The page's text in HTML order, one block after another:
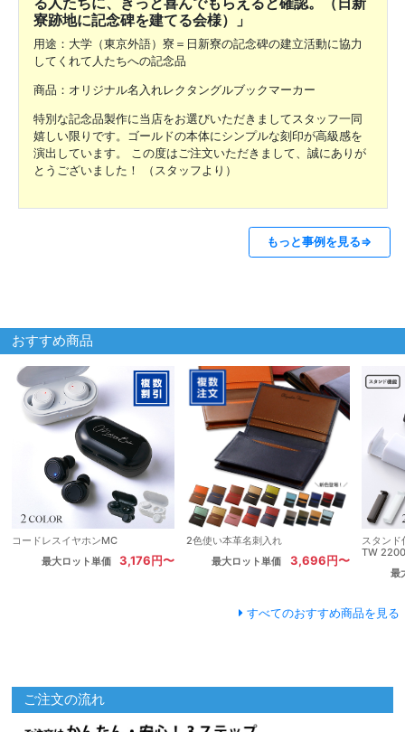
寮跡地に記念碑を建てる会様）」
用途：大学（東京外語）寮＝日新寮の記念碑の建立活動に協力
してくれて人たちへの記念品
商品：オリジナル名入れレクタングルブックマーカー
特別な記念品製作に当店をお選びいただきましてスタッフ一同
嬉しい限りです。ゴールドの本体にシンプルな刻印が高級感を
演出しています。 この度はご注文いただきまして、誠にありが
とうございました！ （スタッフより）
もっと事例を見る⇒
おすすめ商品
コードレスイヤホンMC
最大ロット単価
3,176円〜
2色使い本革名刺入れ
最大ロット単価
3,696円〜
スタン
TW
最
すべてのおすすめ商品を見る
ご注文の流れ